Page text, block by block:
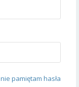
nie pamiętam hasła